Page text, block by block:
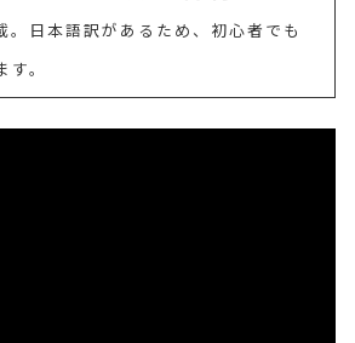
。日本語訳があるため、初心者でも
。